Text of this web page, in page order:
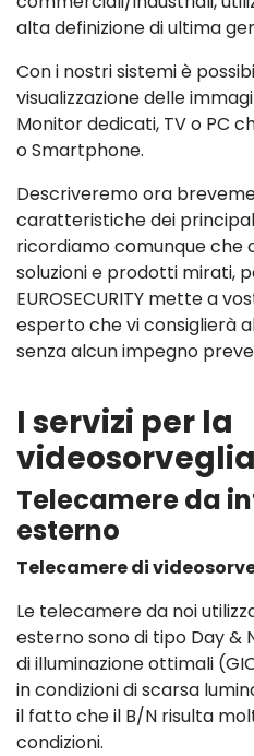
alta definizione di ultima
Con i nostri sistemi è
visualizzazione delle
Monitor dedicati, TV o PC
o Smartphone.
Descriveremo ora
caratteristiche dei
ricordiamo comunque che
soluzioni e prodotti mirati,
EUROSECURITY mette a
esperto che vi consiglierà
senza alcun impegno
I servizi per la
Telecamere da
esterno
Telecamere di
Le telecamere da noi
esterno sono di tipo Day &
di illuminazione ottimali
in condizioni di scarsa
il fatto che il B/N risulta
condizioni.